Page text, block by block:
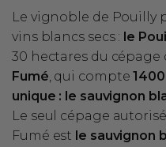
Le vignoble de Pouilly
vins blancs secs : le
30 hectares du cépage
Fumé, qui compte
unique : le sauvignon
Le seul cépage
Fumé est le sauvignon